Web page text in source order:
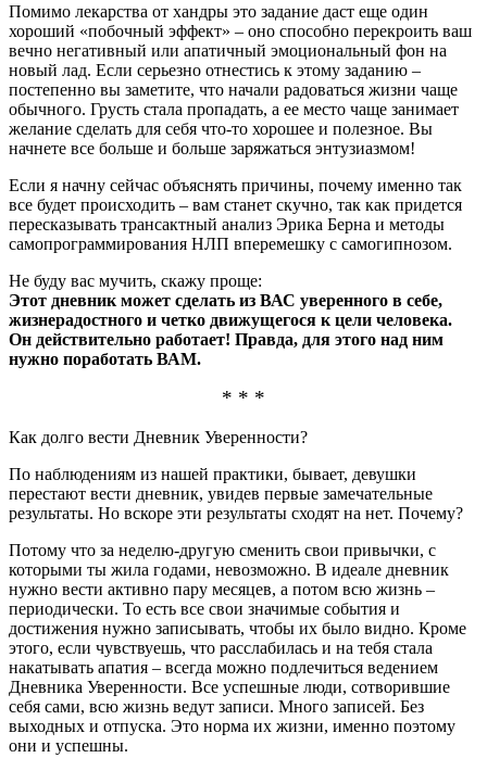
Помимо лекарства от хандры это задание даст еще один
хороший «побочный эффект» – оно способно перекроить ваш
вечно негативный или апатичный эмоциональный фон на
новый лад. Если серьезно отнестись к этому заданию –
постепенно вы заметите, что начали радоваться жизни чаще
обычного. Грусть стала пропадать, а ее место чаще занимает
желание сделать для себя что-то хорошее и полезное. Вы
начнете все больше и больше заряжаться энтузиазмом!
Если я начну сейчас объяснять причины, почему именно так
все будет происходить – вам станет скучно, так как придется
пересказывать трансактный анализ Эрика Берна и методы
самопрограммирования НЛП вперемешку с самогипнозом.
Не буду вас мучить, скажу проще:
Этот дневник может сделать из ВАС уверенного в себе,
жизнерадостного и четко движущегося к цели человека.
Он действительно работает! Правда, для этого над ним
нужно поработать ВАМ.
* * *
Как долго вести Дневник Уверенности?
По наблюдениям из нашей практики, бывает, девушки
перестают вести дневник, увидев первые замечательные
результаты. Но вскоре эти результаты сходят на нет. Почему?
Потому что за неделю-другую сменить свои привычки, с
которыми ты жила годами, невозможно. В идеале дневник
нужно вести активно пару месяцев, а потом всю жизнь –
периодически. То есть все свои значимые события и
достижения нужно записывать, чтобы их было видно. Кроме
этого, если чувствуешь, что расслабилась и на тебя стала
накатывать апатия – всегда можно подлечиться ведением
Дневника Уверенности. Все успешные люди, сотворившие
себя сами, всю жизнь ведут записи. Много записей. Без
выходных и отпуска. Это норма их жизни, именно поэтому
они и успешны.